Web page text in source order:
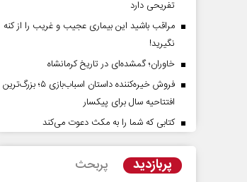
تفریحی دارد
مراقب باشید این بیماری عجیب و غریب را از کنه
نگیرید!
خاوران؛ گمشده‌ای در تاریخ کرمانشاه
فروش خیره‌کننده داستان اسباب‌بازی ۵؛ بزرگ‌ترین
افتتاحیه سال برای پیکسار
کتابی که شما را به مکث دعوت می‌کند
پربازدید پربحث